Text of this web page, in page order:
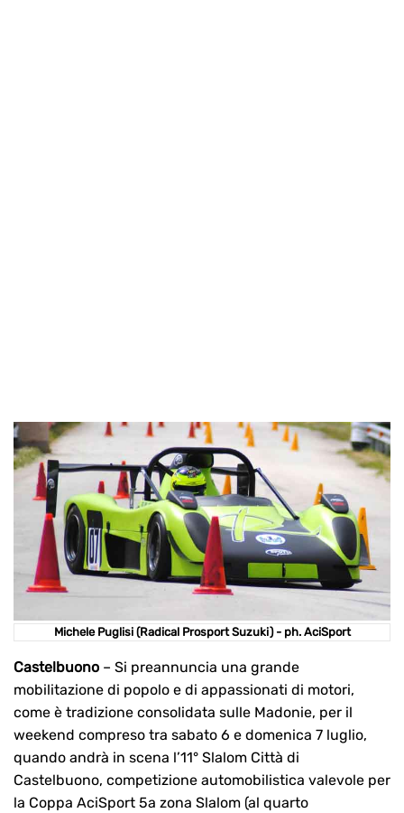
Michele Puglisi (Radical Prosport Suzuki) - ph. AciSport
Castelbuono – Si preannuncia una grande
mobilitazione di popolo e di appassionati di motori,
come è tradizione consolidata sulle Madonie, per il
weekend compreso tra sabato 6 e domenica 7 luglio,
quando andrà in scena l’11° Slalom Città di
Castelbuono, competizione automobilistica valevole per
la Coppa AciSport 5a zona Slalom (al quarto